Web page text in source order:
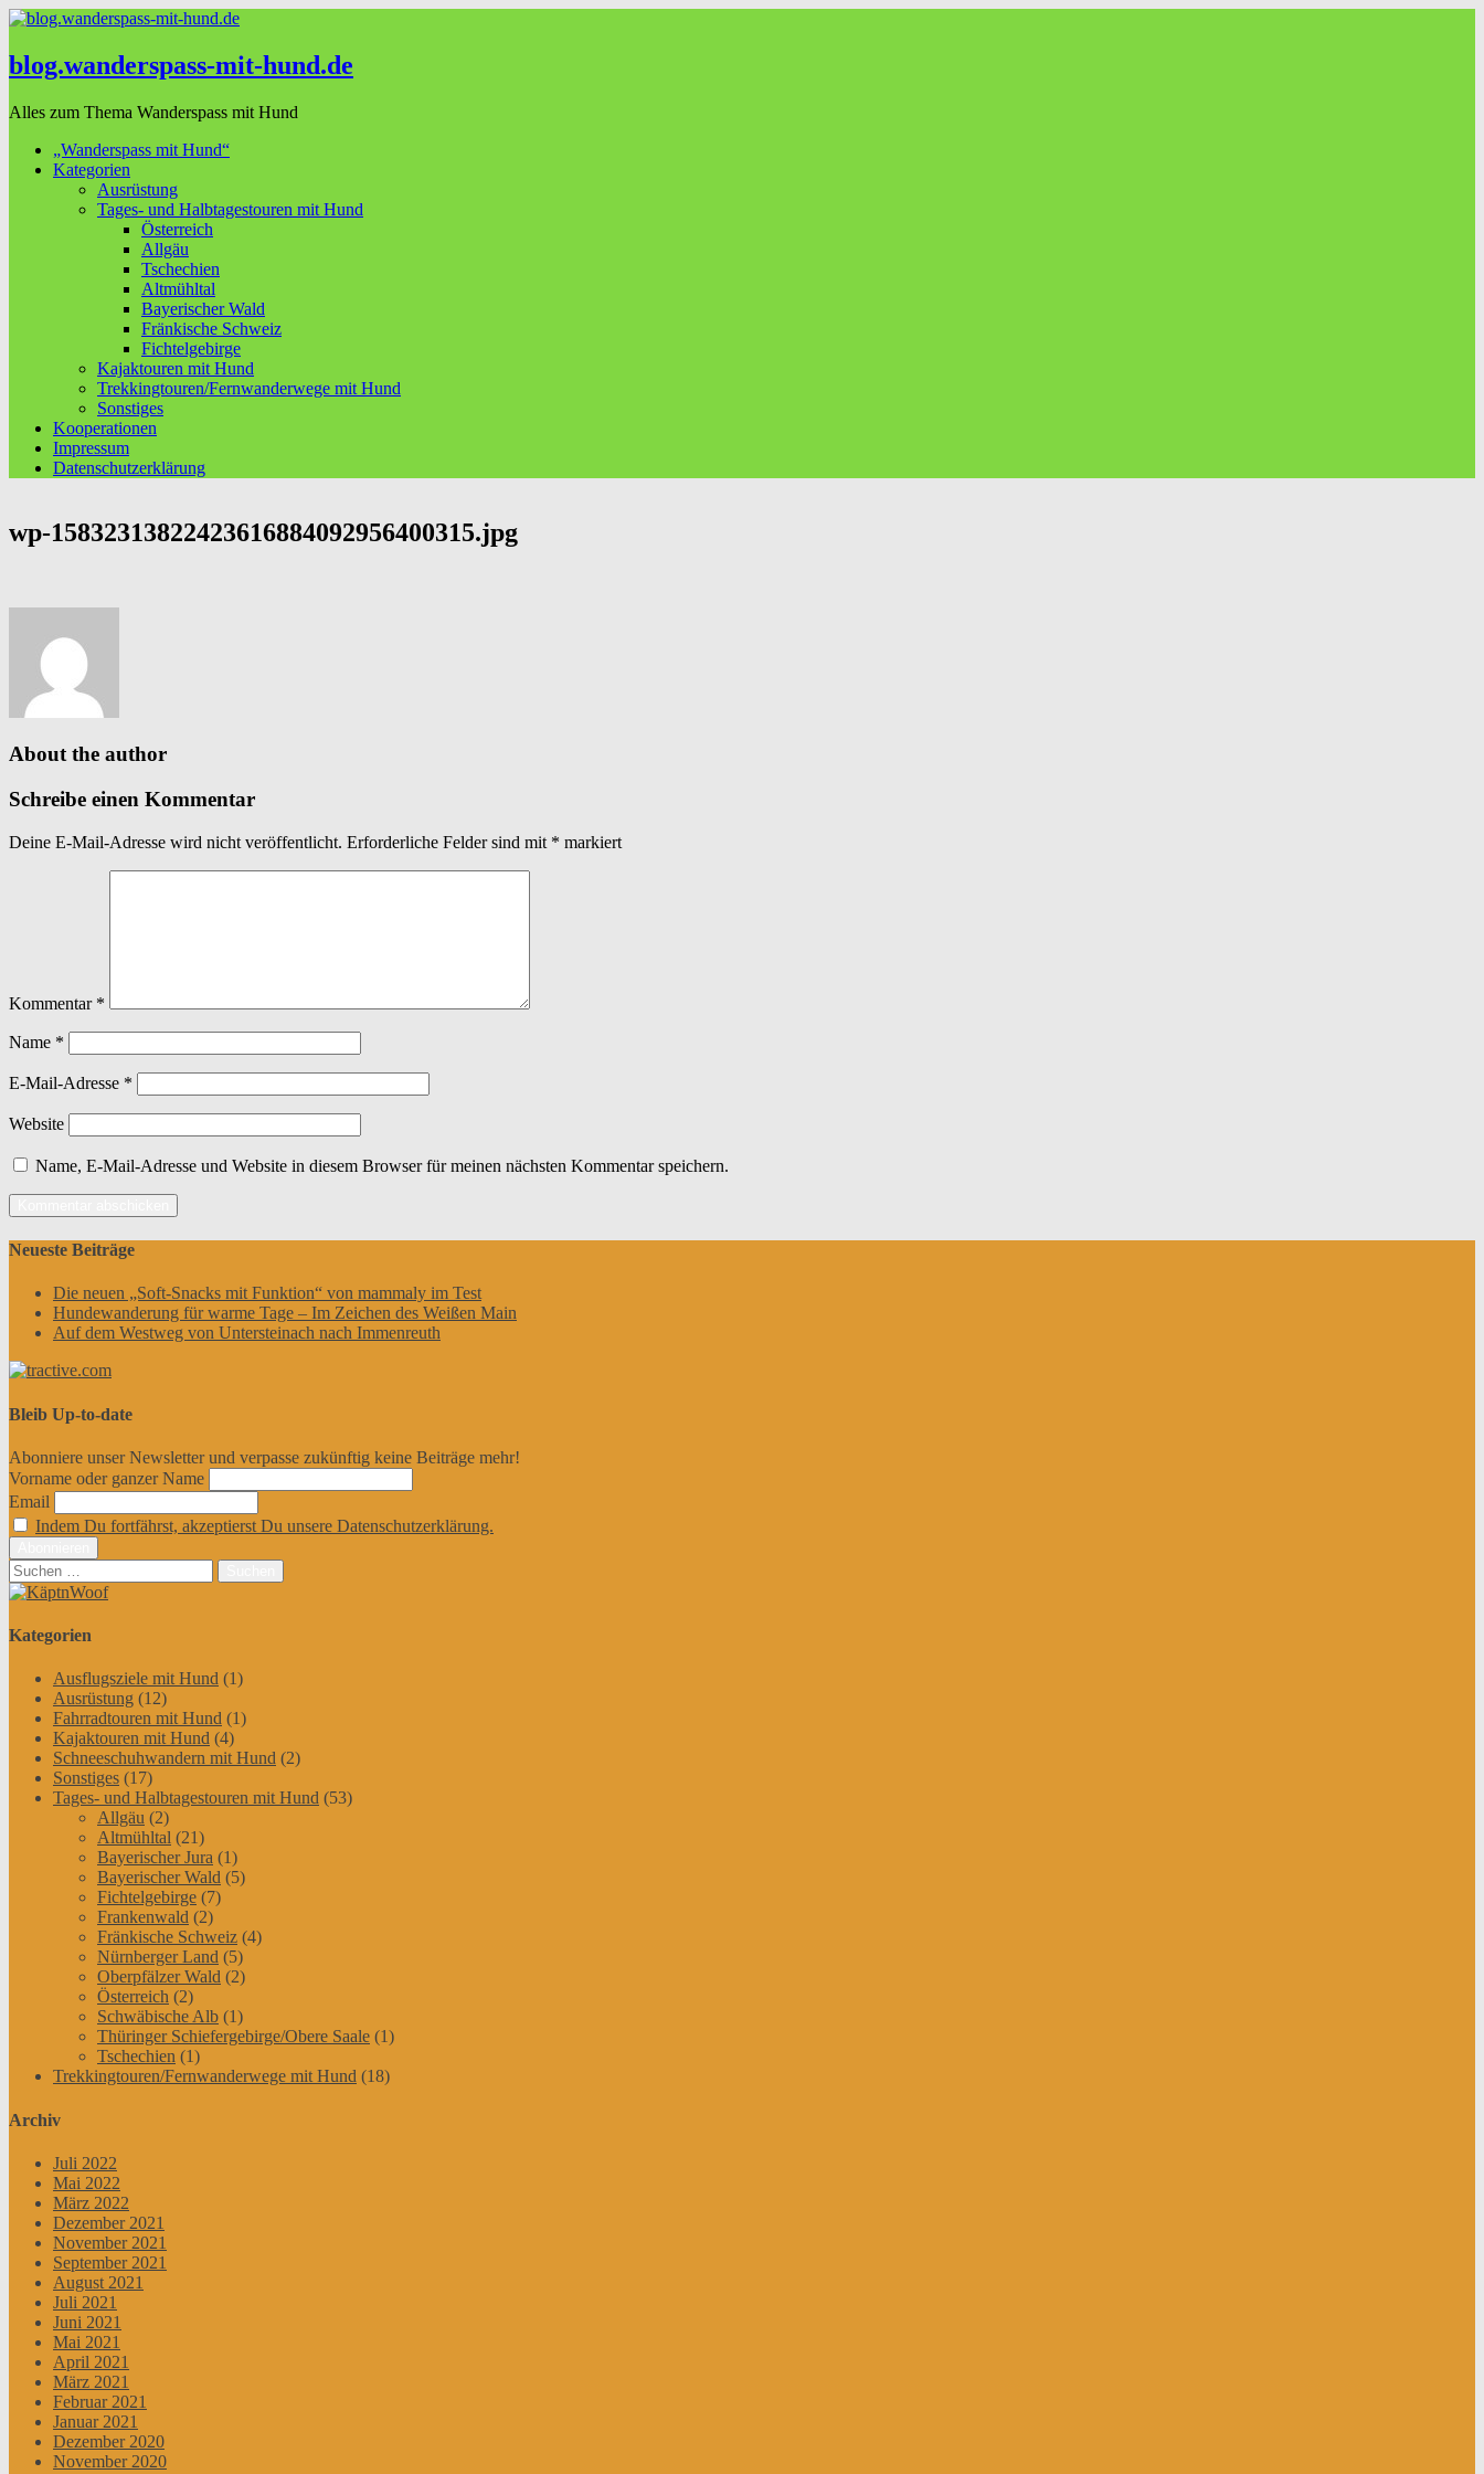
blog.wanderspass-mit-hund.de
Alles zum Thema Wanderspass mit Hund
„Wanderspass mit Hund“
Kategorien
Ausrüstung
Tages- und Halbtagestouren mit Hund
Österreich
Allgäu
Tschechien
Altmühltal
Bayerischer Wald
Fränkische Schweiz
Fichtelgebirge
Kajaktouren mit Hund
Trekkingtouren/Fernwanderwege mit Hund
Sonstiges
Kooperationen
Impressum
Datenschutzerklärung
wp-15832313822423616884092956400315.jpg
About the author
Schreibe einen Kommentar
Deine E-Mail-Adresse wird nicht veröffentlicht. Erforderliche Felder sind mit * markiert
Kommentar *
Name *
E-Mail-Adresse *
Website
Name, E-Mail-Adresse und Website in diesem Browser für meinen nächsten Kommentar speichern.
Neueste Beiträge
Die neuen „Soft-Snacks mit Funktion“ von mammaly im Test
Hundewanderung für warme Tage – Im Zeichen des Weißen Main
Auf dem Westweg von Untersteinach nach Immenreuth
Bleib Up-to-date
Abonniere unser Newsletter und verpasse zukünftig keine Beiträge mehr!
Vorname oder ganzer Name
Email
Indem Du fortfährst, akzeptierst Du unsere Datenschutzerklärung.
Suchen
nach:
Kategorien
Ausflugsziele mit Hund (1)
Ausrüstung (12)
Fahrradtouren mit Hund (1)
Kajaktouren mit Hund (4)
Schneeschuhwandern mit Hund (2)
Sonstiges (17)
Tages- und Halbtagestouren mit Hund (53)
Allgäu (2)
Altmühltal (21)
Bayerischer Jura (1)
Bayerischer Wald (5)
Fichtelgebirge (7)
Frankenwald (2)
Fränkische Schweiz (4)
Nürnberger Land (5)
Oberpfälzer Wald (2)
Österreich (2)
Schwäbische Alb (1)
Thüringer Schiefergebirge/Obere Saale (1)
Tschechien (1)
Trekkingtouren/Fernwanderwege mit Hund (18)
Archiv
Juli 2022
Mai 2022
März 2022
Dezember 2021
November 2021
September 2021
August 2021
Juli 2021
Juni 2021
Mai 2021
April 2021
März 2021
Februar 2021
Januar 2021
Dezember 2020
November 2020